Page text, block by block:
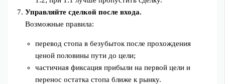
Управляйте сделкой после входа.
Возможные правила:
перевод стопа в безубыток после прохождения
ценой половины пути до цели;
частичная фиксация прибыли на первой цели и
перенос остатка стопа ближе к рынку.